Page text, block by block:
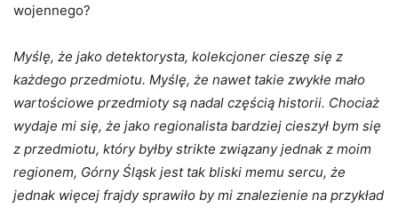
wojennego?
Myślę, że jako detektorysta, kolekcjoner cieszę się z
każdego przedmiotu. Myślę, że nawet takie zwykłe mało
wartościowe przedmioty są nadal częścią historii. Chociaż
wydaje mi się, że jako regionalista bardziej cieszył bym się
z przedmiotu, który byłby strikte związany jednak z moim
regionem, Górny Śląsk jest tak bliski memu sercu, że
jednak więcej frajdy sprawiło by mi znalezienie na przykład